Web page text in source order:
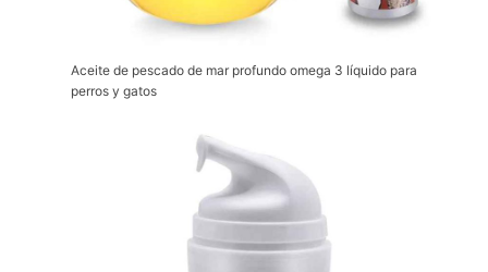
Aceite de pescado de mar profundo omega 3 líquido para
perros y gatos